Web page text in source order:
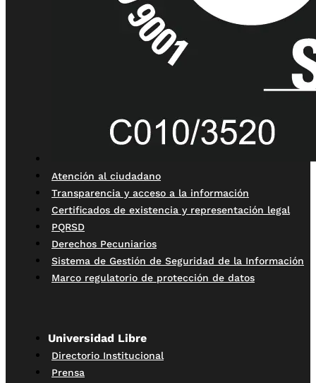
Atención al ciudadano
Transparencia y acceso a la información
Certificados de existencia y representación legal
PQRSD
Derechos Pecuniarios
Sistema de Gestión de Seguridad de la Información
Marco regulatorio de protección de datos
Universidad Libre
Directorio Institucional
Prensa